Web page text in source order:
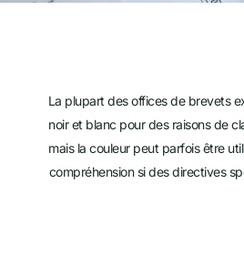
La plupart des offices de brevets
noir et blanc pour des raisons de
mais la couleur peut parfois être
compréhension si des directives